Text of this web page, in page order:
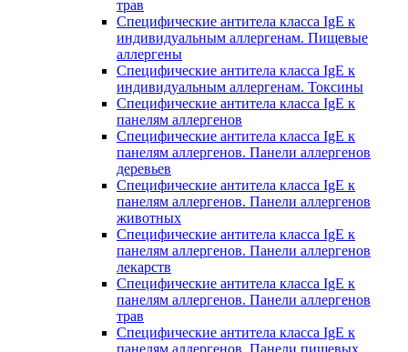
трав
Специфические антитела класса IgE к
индивидуальным аллергенам. Пищевые
аллергены
Специфические антитела класса IgE к
индивидуальным аллергенам. Токсины
Специфические антитела класса IgE к
панелям аллергенов
Специфические антитела класса IgE к
панелям аллергенов. Панели аллергенов
деревьев
Специфические антитела класса IgE к
панелям аллергенов. Панели аллергенов
животных
Специфические антитела класса IgE к
панелям аллергенов. Панели аллергенов
лекарств
Специфические антитела класса IgE к
панелям аллергенов. Панели аллергенов
трав
Специфические антитела класса IgE к
панелям аллергенов. Панели пищевых